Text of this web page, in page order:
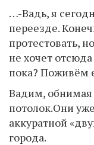
…-Вадь, я
переезде.
протестовать,
не хочет
пока? Поживём
Вадим, обнимая
потолок.Они
аккуратной
города.